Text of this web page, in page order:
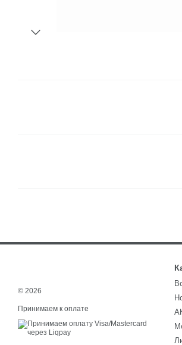
© 2026
Принимаем к оплате